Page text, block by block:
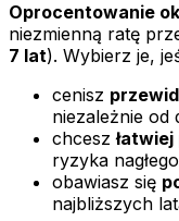
Oprocentowanie
niezmienną ratę
7 lat). Wybierz je,
cenisz
niezależnie od
chcesz
ryzyka
obawiasz się
najbliższych